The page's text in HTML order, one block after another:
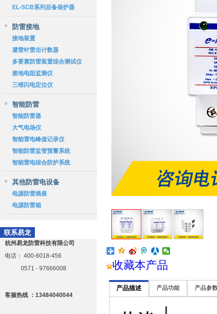
EL-SCB系列后备保护器
防雷接地
接地装置
避雷针雷击计数器
多要素防雷装置综合测试仪
接地电阻监测仪
三维闪电定位仪
智能防雷
智能防雷器
大气电场仪
智能雷电峰值记录仪
智能防雷监管预警系统
智能雷电综合防护系统
其他防雷电设备
电源防雷插座
电源防雷箱
联系易龙
杭州易龙防雷科技有限公司
电话： 400-6018-456
0571 - 97666008
客服热线 ：13484040044
收藏本产品
产品描述 产品功能 产品参